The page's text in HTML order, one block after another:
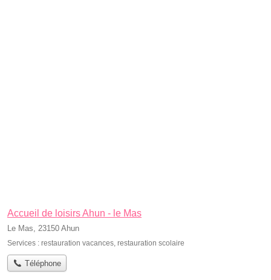
Accueil de loisirs Ahun - le Mas
Le Mas, 23150 Ahun
Services : restauration vacances restauration scolaire
Téléphone